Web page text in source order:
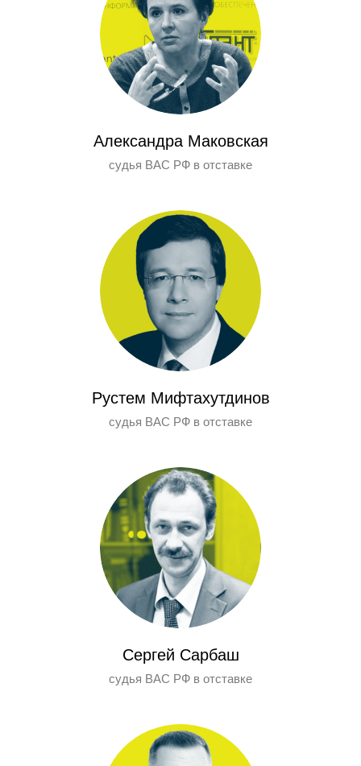
Александра Маковская
судья ВАС РФ в отставке
Рустем Мифтахутдинов
судья ВАС РФ в отставке
Сергей Сарбаш
судья ВАС РФ в отставке